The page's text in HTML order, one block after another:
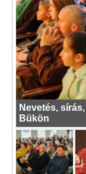
Nevetés,
Bükön